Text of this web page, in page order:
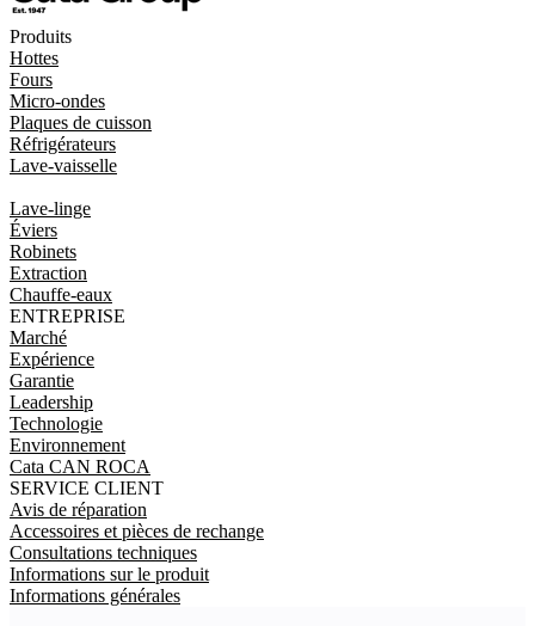
Produits
Hottes
Fours
Micro-ondes
Plaques de cuisson
Réfrigérateurs
Lave-vaisselle
Lave-linge
Éviers
Robinets
Extraction
Chauffe-eaux
ENTREPRISE
Marché
Expérience
Garantie
Leadership
Technologie
Environnement
Cata CAN ROCA
SERVICE CLIENT
Avis de réparation
Accessoires et pièces de rechange
Consultations techniques
Informations sur le produit
Informations générales